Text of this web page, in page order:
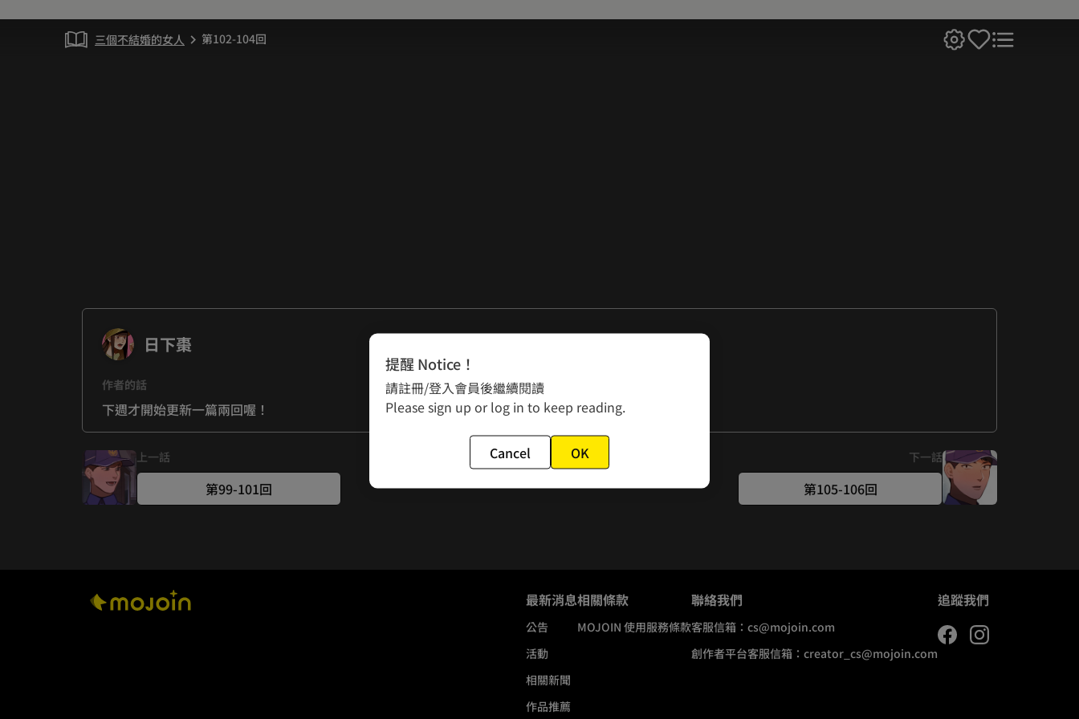
三個不結婚的女人 chevron_right 第102-104回
日下棗
作者的話
下週才開始更新一篇兩回喔！
上一話
第99-101回
下一話
第105-106回
最新消息
公告
活動
相關新聞
作品推薦
相關條款
MOJOIN 使用服務條款
聯絡我們
客服信箱： cs@mojoin.com
創作者平台客服信箱： creator_cs@mojoin.com
追蹤我們
提醒 Notice！
請註冊/登入會員後繼續閱讀
Please sign up or log in to keep reading.
Cancel OK